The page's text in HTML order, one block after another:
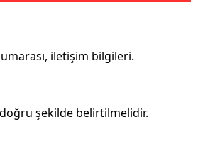
iletişim bilgileri.
şekilde belirtilmelidir.